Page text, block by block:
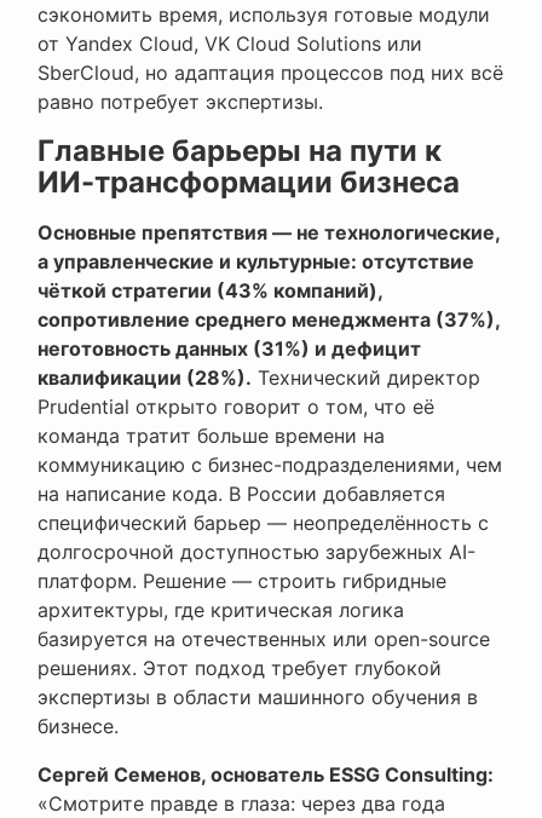
сэкономить время, используя готовые модули
от Yandex Cloud, VK Cloud Solutions или
SberCloud, но адаптация процессов под них всё
равно потребует экспертизы.
Главные барьеры на пути к
ИИ-трансформации бизнеса
Основные препятствия — не технологические,
а управленческие и культурные: отсутствие
чёткой стратегии (43% компаний),
сопротивление среднего менеджмента (37%),
неготовность данных (31%) и дефицит
квалификации (28%). Технический директор
Prudential открыто говорит о том, что её
команда тратит больше времени на
коммуникацию с бизнес-подразделениями, чем
на написание кода. В России добавляется
специфический барьер — неопределённость с
долгосрочной доступностью зарубежных AI-
платформ. Решение — строить гибридные
архитектуры, где критическая логика
базируется на отечественных или open-source
решениях. Этот подход требует глубокой
экспертизы в области машинного обучения в
бизнесе.
Сергей Семенов, основатель ESSG Consulting:
«Смотрите правде в глаза: через два года